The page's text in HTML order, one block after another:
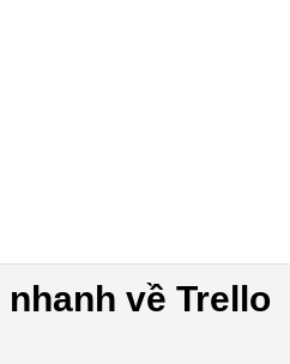
về Trello